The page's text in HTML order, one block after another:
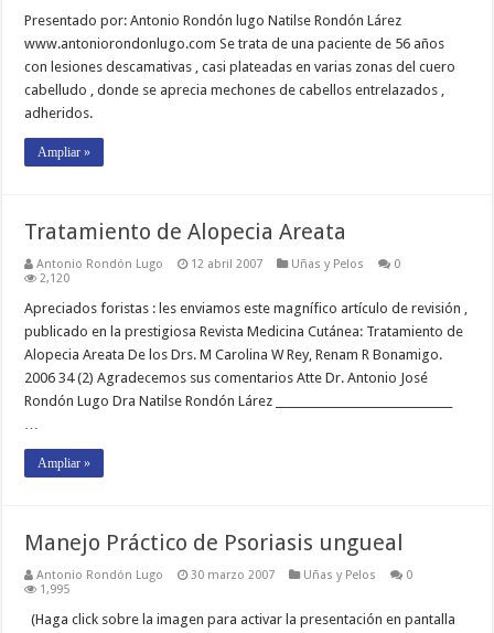
Presentado por: Antonio Rondón lugo Natilse Rondón Lárez
www.antoniorondonlugo.com Se trata de una paciente de 56 años
con lesiones descamativas , casi plateadas en varias zonas del cuero
cabelludo , donde se aprecia mechones de cabellos entrelazados ,
adheridos.
Ampliar »
Tratamiento de Alopecia Areata
Antonio Rondón Lugo 12 abril 2007 Uñas y Pelos
0
2,120
Apreciados foristas : les enviamos este magnífico artículo de revisión ,
publicado en la prestigiosa Revista Medicina Cutánea: Tratamiento de
Alopecia Areata De los Drs. M Carolina W Rey, Renam R Bonamigo.
2006 34 (2) Agradecemos sus comentarios Atte Dr. Antonio José
Rondón Lugo Dra Natilse Rondón Lárez ________________________________
…
Ampliar »
Manejo Práctico de Psoriasis ungueal
Antonio Rondón Lugo 30 marzo 2007 Uñas y Pelos
0
1,995
(Haga click sobre la imagen para activar la presentación en pantalla